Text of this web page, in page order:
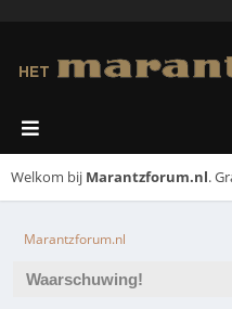
Welkom bij Marantzforum.nl.
Marantzforum.nl
Waarschuwing!